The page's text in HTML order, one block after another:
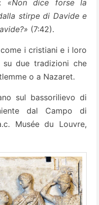
«Non dice forse la
stirpe di Davide e
(7:42).
i cristiani e i loro
due tradizioni che
o a Nazaret.
sul bassorilievo di
dal Campo di
Musée du Louvre,